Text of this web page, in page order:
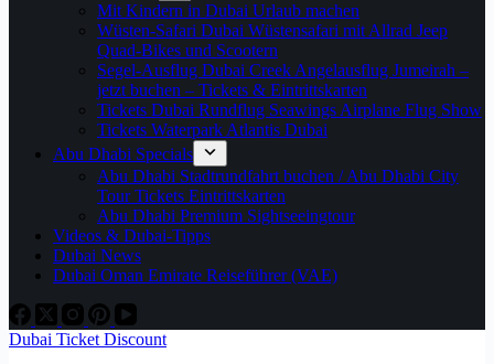
Mit Kindern in Dubai Urlaub machen
Wüsten-Safari Dubai Wüstensafari mit Allrad Jeep
Quad-Bikes und Scootern
Segel-Ausflug Dubai Creek Angelausflug Jumeirah –
jetzt buchen – Tickets & Eintrittskarten
Tickets Dubai Rundflug Seawings Airplane Flug Show
Tickets Waterpark Atlantis Dubai
Abu Dhabi Specials
Abu Dhabi Stadtrundfahrt buchen / Abu Dhabi City
Tour Tickets Eintrittskarten
Abu Dhabi Premium Sightseeingtour
Videos & Dubai-Tipps
Dubai News
Dubai Oman Emirate Reiseführer (VAE)
Dubai Ticket Discount